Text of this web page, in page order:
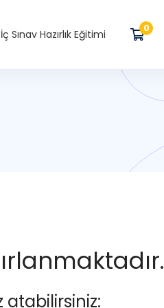
Sınav Hazırlık Eğitimi
atabilirsiniz: